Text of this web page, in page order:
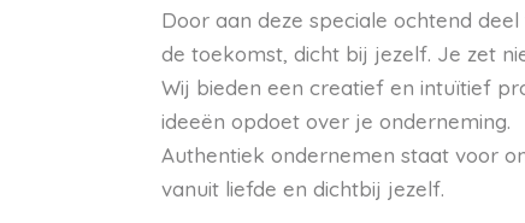
Door aan deze speciale ochtend
de toekomst, dicht bij jezelf. Je zet
Wij bieden een creatief en intuïtief
ideeën opdoet over je onderneming.
Authentiek ondernemen staat voor
vanuit liefde en dichtbij jezelf.